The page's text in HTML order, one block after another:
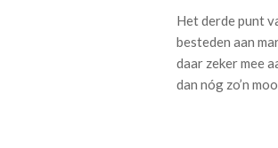
Het derde punt
besteden aan
daar zeker mee
dan nóg zo’n